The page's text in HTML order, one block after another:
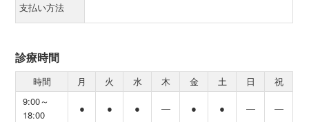
支払い方法
診療時間
時間 月 火 水 木 金 土 日
祝
9:00～
18:00
● ● ● ― ● ● ― ―